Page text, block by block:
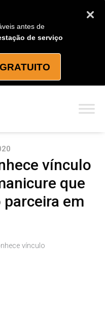
antes de
de serviço
vínculo
que
em